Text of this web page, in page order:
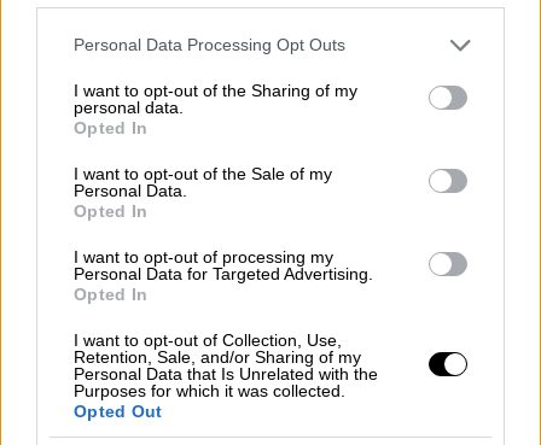
Please note that this website/app uses one or more Google
not limited to your visit or usage behaviour. You may click to
grant or deny consent to Google and its third-party tags to
use your data for below specified purposes in below Google
consent section.
Personal Data Processing Opt Outs
I want to opt-out of the Sharing of my
personal data.
Opted In
I want to opt-out of the Sale of my
Personal Data.
Opted In
I want to opt-out of processing my
Personal Data for Targeted Advertising.
Opted In
I want to opt-out of Collection, Use,
Retention, Sale, and/or Sharing of my
Personal Data that Is Unrelated with the
Purposes for which it was collected.
Opted Out
02.03.2026 20:56
Προσαγωγή Γεωργιανού για
από την ΕΥΠ
καθώς υπάρχουν ενδείξεις για κατασκοπευτική
δράση στη βάση της Σούδας.
Ο ύποπτος εξετάζεται αυτή την ώρα. Σύμφωνα με
πληροφορίες, τα στελέχη της ΕΥΠ του
κατασχέσανε ψηφιακό υλικό και ψάχνουν πού το
έστελνε.